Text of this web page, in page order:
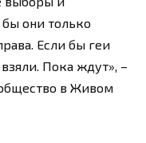
они только
Если бы геи
Пока ждут», –
в Живом